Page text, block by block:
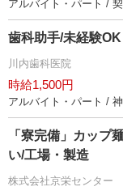
アルバイト・パート /
歯科助手/未経験OK
川内歯科医院
時給1,500円
アルバイト・パート /
「寮完備」カップ
い/工場・製造
株式会社京栄センター